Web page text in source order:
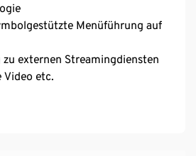
Menüführung auf
zu externen Streamingdiensten
etc.
Assistant – unterstützt